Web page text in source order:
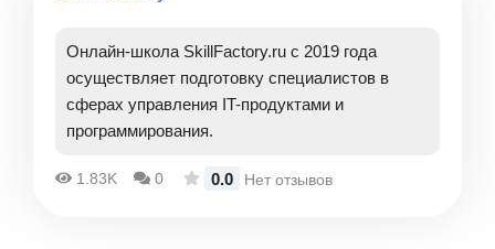
Онлайн-школа SkillFactory.ru с 2019 года
осуществляет подготовку специалистов в
сферах управления IT-продуктами и
программирования.
1.83K 0 0.0 Нет отзывов